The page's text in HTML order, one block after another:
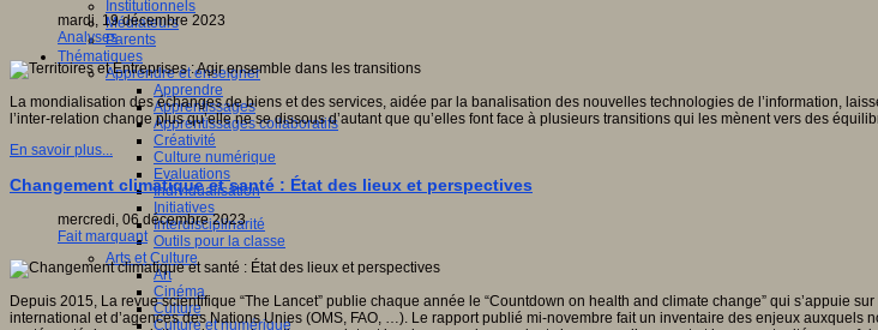
Institutionnels
Médiateurs
Parents
Thématiques
Apprendre et enseigner
Apprendre
Apprentissages
Apprentissages collaboratifs
Créativité
Culture numérique
Evaluations
Individualisation
Initiatives
Interdisciplinarité
Outils pour la classe
Arts et Culture
Art
Cinéma
Culture
Culture et numérique
mardi, 19 décembre 2023
Analyses
La mondialisation des échanges de biens et des services, aidée par la banalisation des nouvelles technologies de l’information,
l’inter-relation change plus qu’elle ne se dissous d’autant que qu’elles font face à plusieurs transitions qui les mènent vers des
En savoir plus...
Changement climatique et santé : État des lieux et perspectives
mercredi, 06 décembre 2023
Fait marquant
Depuis 2015, La revue scientifique “The Lancet” publie chaque année le “Countdown on health and climate change” qui s’appuie
international et d’agences des Nations Unies (OMS, FAO, …). Le rapport publié mi-novembre fait un inventaire des enjeux